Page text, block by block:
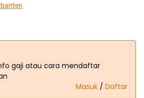
gaji atau cara mendaftar
Masuk / Daftar